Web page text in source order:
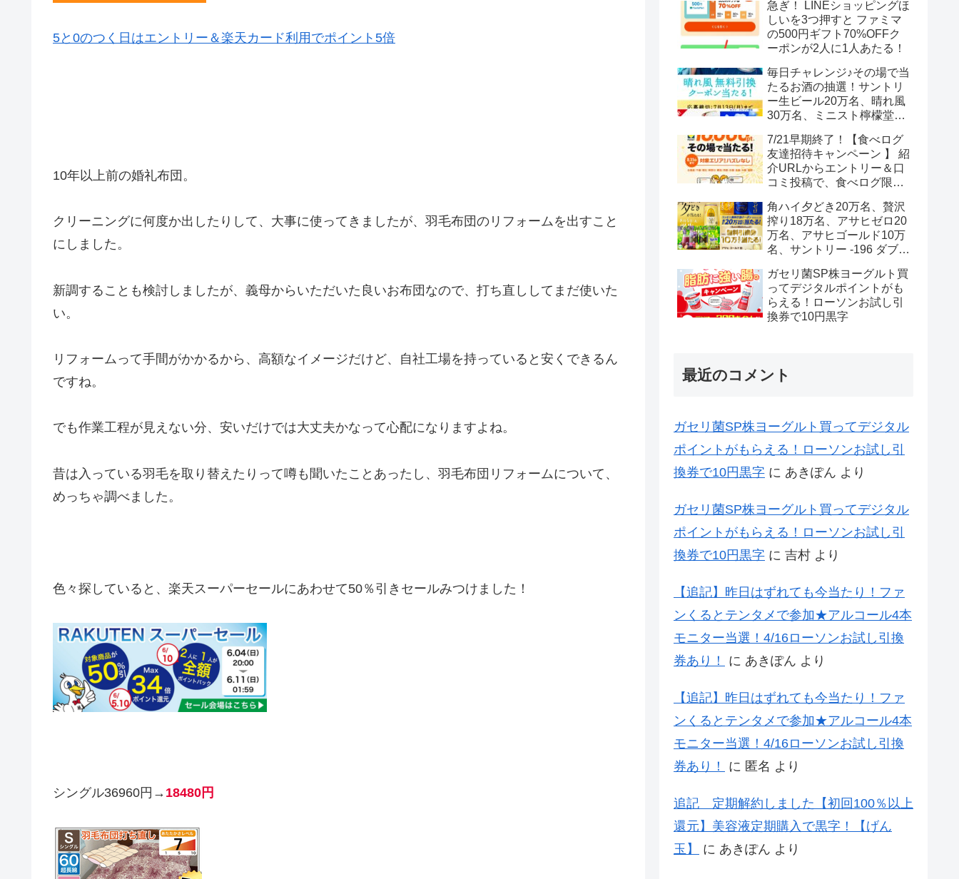
5と0のつく日はエントリー＆楽天カード利用でポイント5倍
10年以上前の婚礼布団。
クリーニングに何度か出したりして、大事に使ってきましたが、羽毛布団のリフォームを出すこと
にしました。
新調することも検討しましたが、義母からいただいた良いお布団なので、打ち直ししてまだ使いた
い。
リフォームって手間がかかるから、高額なイメージだけど、自社工場を持っていると安くできるん
ですね。
でも作業工程が見えない分、安いだけでは大丈夫かなって心配になりますよね。
昔は入っている羽毛を取り替えたりって噂も聞いたことあったし、羽毛布団リフォームについて、
めっちゃ調べました。
色々探していると、楽天スーパーセールにあわせて50％引きセールみつけました！
シングル36960円→ 18480円
急ぎ！ LINEショッピングほ
しいを3つ押すと ファミマ
の500円ギフト70%OFFク
ーポンが2人に1人あたる！
毎日チャレンジ♪その場で当
たるお酒の抽選！サントリ
ー生ビール20万名、晴れ風
30万名、ミニスト檸檬堂2
ボール12.3万名
7/21早期終了！【食べログ
友達招待キャンペーン 】 紹
介URLからエントリー＆口
コミ投稿で、食べログ限定
トがもらえる
角ハイ夕どき20万名、贅沢
搾り18万名、アサヒゼロ20
万名、アサヒゴールド10万
名、サントリー -196 ダブル
ガセリ菌SP株ヨーグルト買
ってデジタルポイントがも
らえる！ローソンお試し引
換券で10円黒字
最近のコメント
ガセリ菌SP株ヨーグルト買ってデジタル
ポイントがもらえる！ローソンお試し引
換券で10円黒字 に あきぽん より
ガセリ菌SP株ヨーグルト買ってデジタル
ポイントがもらえる！ローソンお試し引
換券で10円黒字 に 吉村 より
【追記】昨日はずれても今当たり！ファ
ンくるとテンタメで参加★アルコール4本
モニター当選！4/16ローソンお試し引換
券あり！
に あきぽん より
【追記】昨日はずれても今当たり！ファ
ンくるとテンタメで参加★アルコール4本
モニター当選！4/16ローソンお試し引換
券あり！
に 匿名 より
追記 定期解約しました【初回100％以上
還元】美容液定期購入で黒字！【げん
玉】
に あきぽん より